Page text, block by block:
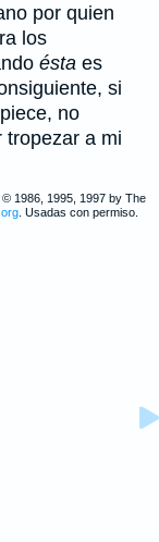
por quien
los
ésta es
si
no
tropezar a mi
1986, 1995, 1997 by The
. Usadas con permiso.